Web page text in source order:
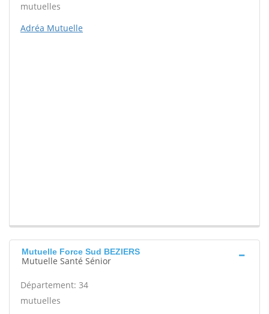
mutuelles
Adréa Mutuelle
Mutuelle Force Sud BEZIERS
Mutuelle Santé Sénior
Département: 34
mutuelles